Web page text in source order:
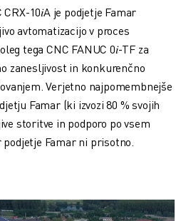
CRX-10𝑖A je podjetje Famar
avtomatizacijo v proces
tega CNC FANUC 0𝑖-TF za
zanesljivost in konkurenčno
Verjetno najpomembnejše
Famar (ki izvozi 80 % svojih
storitve in podporo po vsem
Famar ni prisotno.